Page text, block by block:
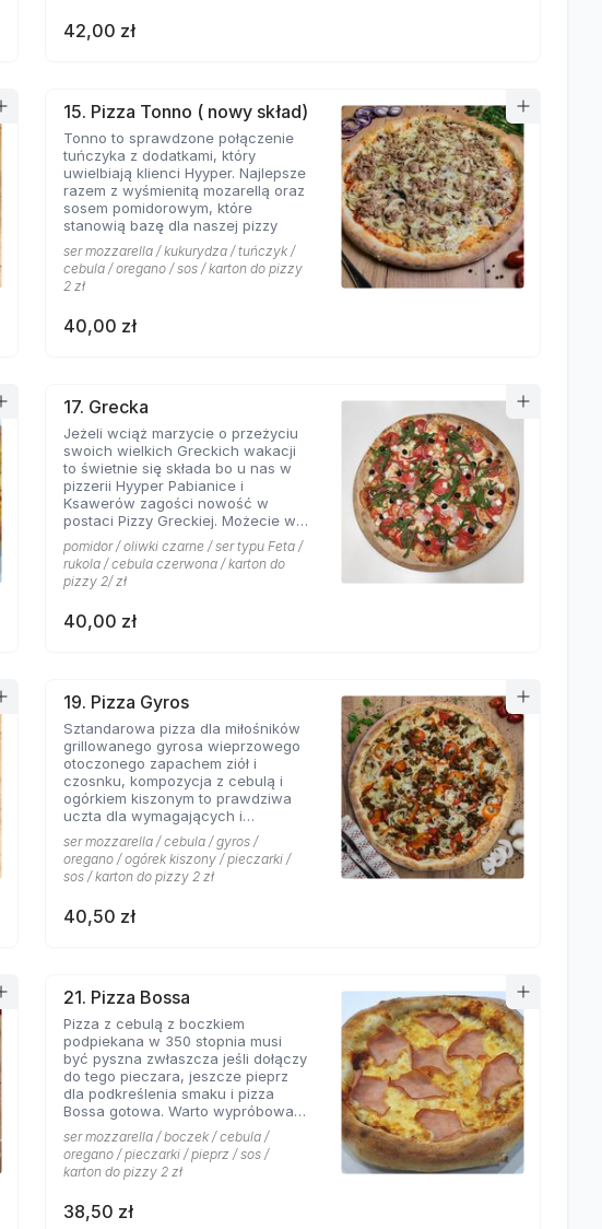
42,00 zł
15. Pizza Tonno ( nowy skład)
Tonno to sprawdzone połączenie
tuńczyka z dodatkami, który
uwielbiają klienci Hyyper. Najlepsze
razem z wyśmienitą mozarellą oraz
sosem pomidorowym, które
stanowią bazę dla naszej pizzy
ser mozzarella / kukurydza / tuńczyk /
cebula / oregano / sos / karton do pizzy
2 zł
40,00 zł
17. Grecka
Jeżeli wciąż marzycie o przeżyciu
swoich wielkich Greckich wakacji
to świetnie się składa bo u nas w
pizzerii Hyyper Pabianice i
Ksawerów zagości nowość w
postaci Pizzy Greckiej. Możecie w
niej liczyć na dodatek iście
greckich składników,
przywołujących na myśl
piaszczyste plaże i ciepły klimat -
smak doskonale współgra z
charakteru. Jest to pizza dla
miłośników wyjątkowych smaków,
którzy nie boją się poznawać
nowych połączeń.
pomidor / oliwki czarne / ser typu Feta /
rukola / cebula czerwona / karton do
pizzy 2/ zł
40,00 zł
19. Pizza Gyros
Sztandarowa pizza dla miłośników
grillowanego gyrosa wieprzowego
otoczonego zapachem ziół i
czosnku, kompozycja z cebulą i
ogórkiem kiszonym to prawdziwa
uczta dla wymagających i
koneserów których pizzeria Hyyper
ceni najbardziej. . Chodzą słuchy,
że gyros Hyyper jest najlepszy w
mieście
ser mozzarella / cebula / gyros /
oregano / ogórek kiszony / pieczarki /
sos / karton do pizzy 2 zł
40,50 zł
21. Pizza Bossa
Pizza z cebulą z boczkiem
podpiekana w 350 stopnia musi
być pyszna zwłaszcza jeśli dołączy
do tego pieczara, jeszcze pieprz
dla podkreślenia smaku i pizza
Bossa gotowa. Warto wypróbować
wszystkie sosy dostępne w Pizzerii
Hyyper a mamy ich cztery rodzaje:
pomidorowy łagodny, pomidorowy
pikantny, jogurtowo-czosnkowy
niepowtarzalny w smaku.
ser mozzarella / boczek / cebula /
oregano / pieczarki / pieprz / sos /
karton do pizzy 2 zł
38,50 zł